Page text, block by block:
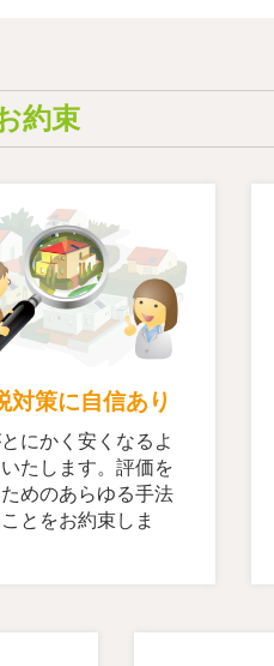
約束
対策に自信あり
にかく安くなるよ
たします。評価を
めのあらゆる手法
とをお約束しま